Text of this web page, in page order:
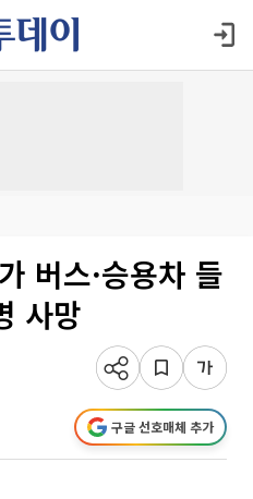
버스·승용차 들
사망
구글 선호매체 추가